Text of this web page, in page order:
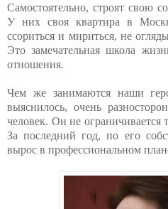
Самостоятельно, строят свою
У них своя квартира в
ссориться и мириться, не
Это замечательная школа
отношения.
Чем же занимаются наши
выяснилось, очень
человек. Он не ограничивается
За последний год, по его
вырос в профессиональном